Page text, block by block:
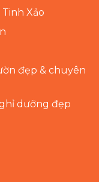
Xảo
đẹp & chuyên
dưỡng đẹp